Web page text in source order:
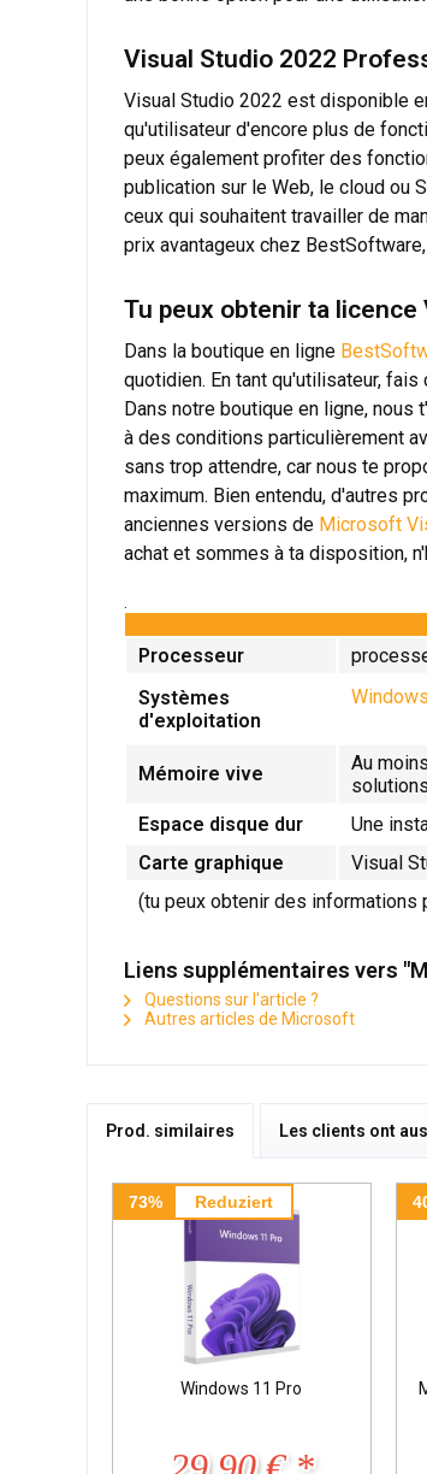
Visual Studio 2022
Visual Studio 2022 est disponible
qu'utilisateur d'encore plus de
peux également profiter des
publication sur le Web, le cloud ou
ceux qui souhaitent travailler de
prix avantageux chez
Tu peux obtenir ta
Dans la boutique en ligne
quotidien. En tant qu'utilisateur,
Dans notre boutique en ligne,
à des conditions particulièrement
sans trop attendre, car nous te
maximum. Bien entendu, d'autres
anciennes versions de Microsoft
achat et sommes à ta disposition,
Processeur
Systèmes
d'exploitation
Mémoire vive
Au
Espace disque dur
Une
Carte graphique
Visual
(tu peux obtenir des informations
Liens supplémentaires vers
Questions sur l'article ?
Autres articles de Microsoft
Prod. similaires Les clients ont
73% Reduziert
Windows 11 Pro